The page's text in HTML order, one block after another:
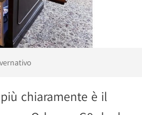
chiaramente è il